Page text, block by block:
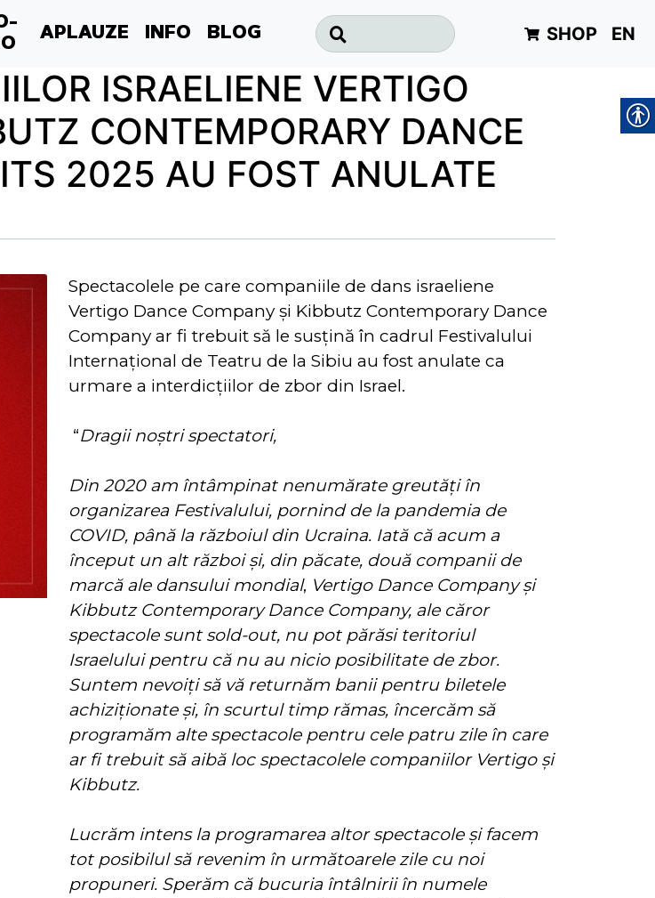
APLAUZE INFO BLOG SHOP EN
ISRAELIENE VERTIGO
CONTEMPORARY DANCE
2025 AU FOST ANULATE
Spectacolele pe care companiile de dans israeliene
Vertigo Dance Company şi Kibbutz Contemporary Dance
Company ar fi trebuit să le susţină în cadrul Festivalului
Internaţional de Teatru de la Sibiu au fost anulate ca
urmare a interdicţiilor de zbor din Israel.
“Dragii noştri spectatori,
Din 2020 am întâmpinat nenumărate greutăţi în
organizarea Festivalului, pornind de la pandemia de
COVID, până la războiul din Ucraina. Iată că acum a
început un alt război şi, din păcate, două companii de
marcă ale dansului mondial, Vertigo Dance Company şi
Kibbutz Contemporary Dance Company, ale căror
spectacole sunt sold-out, nu pot părăsi teritoriul
Israelului pentru că nu au nicio posibilitate de zbor.
Suntem nevoiţi să vă returnăm banii pentru biletele
achiziţionate şi, în scurtul timp rămas, încercăm să
programăm alte spectacole pentru cele patru zile în care
ar fi trebuit să aibă loc spectacolele companiilor Vertigo şi
Kibbutz.
Lucrăm intens la programarea altor spectacole şi facem
tot posibilul să revenim în următoarele zile cu noi
propuneri. Sperăm că bucuria întâlnirii în numele